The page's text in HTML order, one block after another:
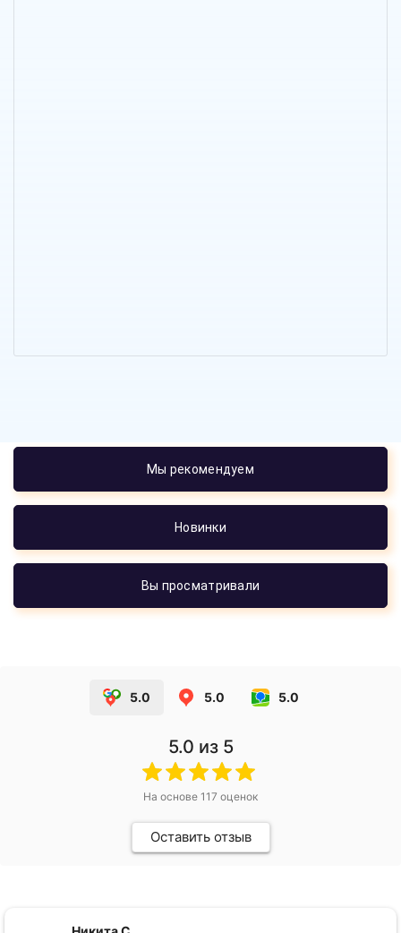
Мы рекомендуем
Новинки
Вы просматривали
5.0 5.0 5.0
5.0 из 5
На основе 117 оценок
Оставить отзыв